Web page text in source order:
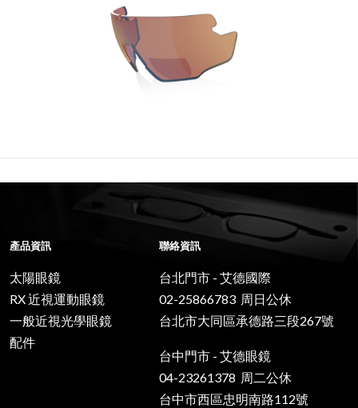
產品資訊
太陽眼鏡
RX 近視運動眼鏡
一般近視光學眼鏡
配件
聯絡資訊
台北門市 - 艾德國際
02-25866783 周日公休
台北市大同區承德路三段267號
台中門市 - 艾德眼鏡
04-23261378 周二公休
台中市西區忠明南路112號